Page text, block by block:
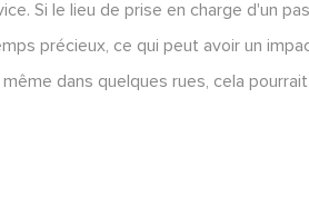
Si le lieu de prise en charge d'un
précieux, ce qui peut avoir un
dans quelques rues, cela